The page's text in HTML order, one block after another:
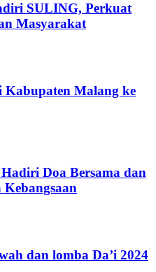
SULING, Perkuat
Masyarakat
Malang ke
Doa Bersama dan
Kebangsaan
dan lomba Da’i 2024